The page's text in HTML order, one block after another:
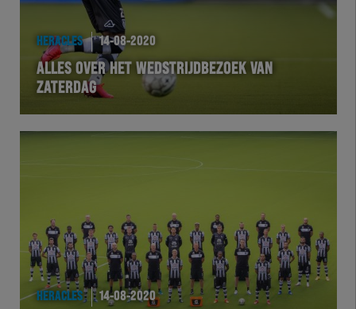
HERACLES 14-08-2020
ALLES OVER HET WEDSTRIJDBEZOEK VAN
ZATERDAG
HERACLES 14-08-2020